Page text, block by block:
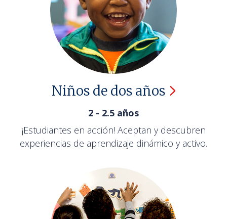
Niños de dos años
2 - 2.5 años
¡Estudiantes en acción! Aceptan y descubren
experiencias de aprendizaje dinámico y activo.